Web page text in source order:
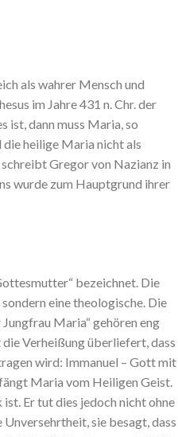
als wahrer Mensch und
im Jahre 431 n. Chr. der
ist, dann muss Maria, so
heilige Maria nicht als
Gregor von Nazianz in
wurde zum Hauptgrund ihrer
bezeichnet. Die
eine theologische. Die
Maria“ gehören eng
Verheißung überliefert, dass
wird: Immanuel – Gott mit
Maria vom Heiligen Geist.
Er tut dies jedoch nicht ohne
sie besagt, dass